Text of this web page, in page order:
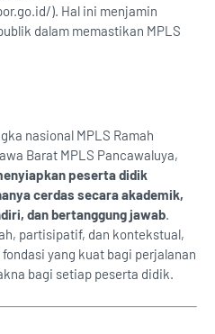
). Hal ini menjamin
dalam memastikan MPLS
nasional MPLS Ramah
Barat MPLS Pancawaluya,
peserta didik
cerdas secara akademik,
dan bertanggung jawab.
partisipatif, dan kontekstual,
yang kuat bagi perjalanan
bagi setiap peserta didik.